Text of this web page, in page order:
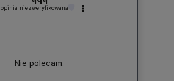
opinia niezweryfikowana
Nie polecam.